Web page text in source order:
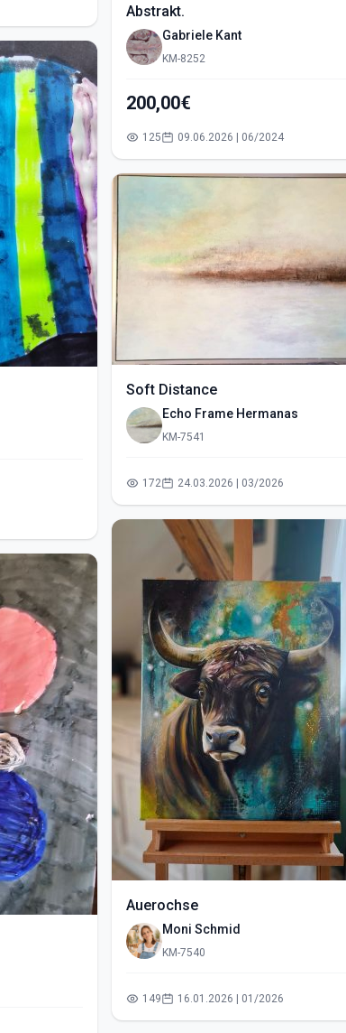
Abstrakt.
Gabriele Kant
KM-8252
200,00€
125 09.06.2026 | 06/2024
Soft Distance
Echo Frame Hermanas
KM-7541
172 24.03.2026 | 03/2026
Auerochse
Moni Schmid
KM-7540
149 16.01.2026 | 01/2026